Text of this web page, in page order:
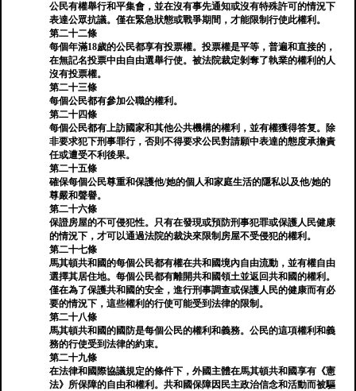
公民有權舉行和平集會，並在沒有事先通知或沒有特殊許可的情況下
表達公眾抗議。僅在緊急狀態或戰爭期間，才能限制行使此權利。
第二十二條
每個年滿18歲的公民都享有投票權。投票權是平等，普遍和直接的，
在無記名投票中由自由選舉行使。被法院裁定剝奪了執業的權利的人
沒有投票權。
第二十三條
每個公民都有參加公職的權利。
第二十四條
每個公民都有上訪國家和其他公共機構的權利，並有權獲得答复。除
非要求犯下刑事罪行，否則不得要求公民對請願中表達的態度承擔責
任或遭受不利後果。
第二十五條
確保每個公民尊重和保護他/她的個人和家庭生活的隱私以及他/她的
尊嚴和聲譽。
第二十六條
保證房屋的不可侵犯性。只有在發現或預防刑事犯罪或保護人民健康
的情況下，才可以通過法院的裁決來限制房屋不受侵犯的權利。
第二十七條
馬其頓共和國的每個公民都有權在共和國境內自由流動，並有權自由
選擇其居住地。每個公民都有離開共和國領土並返回共和國的權利。
僅在為了保護共和國的安全，進行刑事調查或保護人民的健康而有必
要的情況下，這些權利的行使可能受到法律的限制。
第二十八條
馬其頓共和國的國防是每個公民的權利和義務。公民的這項權利和義
務的行使受到法律的約束。
第二十九條
在法律和國際協議規定的條件下，外國主體在馬其頓共和國享有《憲
法》所保障的自由和權利。共和國保障因民主政治信念和活動而被驅